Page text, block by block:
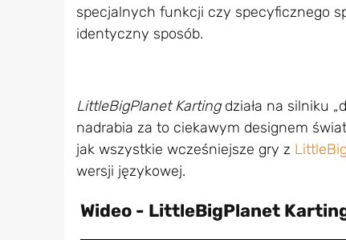
specjalnych funkcji czy specyficznego
identyczny sposób.
LittleBigPlanet Kartingdziała na silniku
nadrabia za to ciekawym designem
jak wszystkie wcześniejsze gry z
wersji językowej.
Wideo - LittleBigPlanet